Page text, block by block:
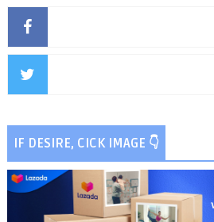
IF DESIRE, CICK IMAGE 👇